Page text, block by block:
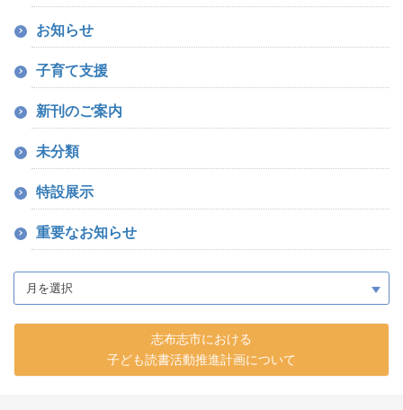
お知らせ
子育て支援
新刊のご案内
未分類
特設展示
重要なお知らせ
志布志市における
子ども読書活動推進計画について